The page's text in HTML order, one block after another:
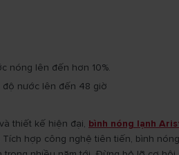
nóng lên đến hơn 10%.
độ nước lên đến 48 giờ
thiết kế hiện đại, bình nóng lạnh
hợp công nghệ tiên tiến, bình